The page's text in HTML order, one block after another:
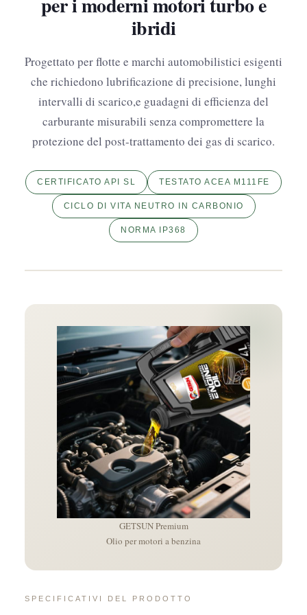
ibridi
Progettato per flotte e marchi automobilistici esigenti
che richiedono lubrificazione di precisione, lunghi
intervalli di scarico,e guadagni di efficienza del
carburante misurabili senza compromettere la
protezione del post-trattamento dei gas di scarico.
CERTIFICATO API SL TESTATO ACEA M111FE
CICLO DI VITA NEUTRO IN CARBONIO
NORMA IP368
GETSUN Premium
Olio per motori a benzina
SPECIFICATIVI DEL PRODOTTO